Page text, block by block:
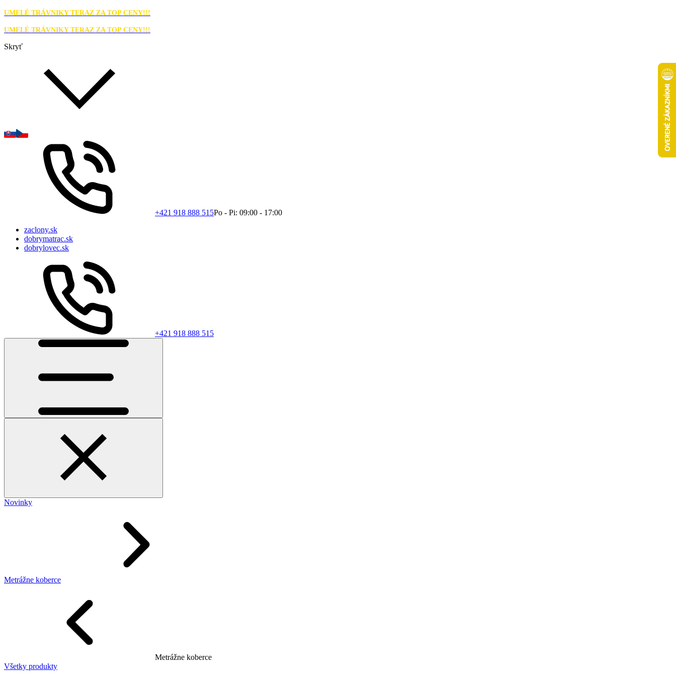
UMELÉ TRÁVNIKY TERAZ ZA TOP CENY!!!
UMELÉ TRÁVNIKY TERAZ ZA TOP CENY!!!
Skryť
+421 918 888 515Po - Pi: 09:00 - 17:00
zaclony.sk
dobrymatrac.sk
dobrylovec.sk
+421 918 888 515
Novinky
Metrážne koberce
Metrážne koberce
Všetky produkty